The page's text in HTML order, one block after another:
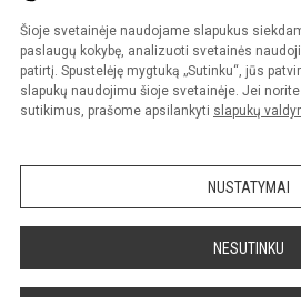
Šioje svetainėje naudojame slapukus
paslaugų kokybę, analizuoti svetainės
patirtį. Spustelėję mygtuką „Sutinku“, jūs
slapukų naudojimu šioje svetainėje. Jei
sutikimus, prašome apsilankyti slapukų
NUSTATYMAI
NESUTINKU
© 2020. Alytaus r. meno ir sporto
Kopijuoti turinį be raštiško mokyklos
Prieinamumo paraiška
Sumanus būdas atnaujinti